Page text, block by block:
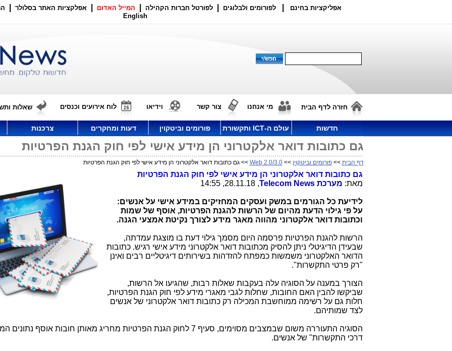
אפליקציות בחינם לפורומים ולבלוגים לפורטל חברות הקהילה המייל האדום אפלקציות האתר בסלולר
English
חזרה לדף הבית מי אנחנו צור קשר וידיאו לוח אירועים וכנסים שאלות
חדשות עולם ה-ICT ותקשורת פורומים וביטקוין דעות ומחקרים צרכנות
גם כתובות דואר אלקטרוני הן מידע אישי לפי חוק הגנת הפרטיות
דף הבית >>פורומים וביטקוין >>
Web 2.0/3.0 >> גם כתובות דואר אלקטרוני הן מידע אישי לפי חוק הגנת הפרטיות
גם כתובות דואר אלקטרוני הן מידע אישי לפי חוק הגנת הפרטיות
מאת: מערכתTelecom News
, 28.11.18, 14:55
לידיעת כל הגורמים במשק ועסקים המחזיקים במידע אישי על אנשים:
על פי גילוי הדעת מהיום של הרשות להגנת הפרטיות, אוסף של שמות
וכתובות דואר אלקטרוני מהווה מאגר מידע לצורך נקיטת אמצעי הגנה.
הרשות להגנת הפרטיות פרסמה היום מסמך גילוי דעת בו מוצגת עמדתה,
שבעידן הדיגיטלי ניתן להסיק מכתובות דואר אלקטרוני מידע אישי רגיש. כתובות
הדואר האלקטרוני משמשות כמפתח להזדהות בשירותים דיגיטליים רבים ואינן
"רק פרטי התקשרות".
הצורך במענה על הסוגיה עלה בעקבות שאלות רבות, שהגיעו אל הרשות,
שביקשו להבין האם החובות, שחלות לגבי מאגרי מידע לפי חוק הגנת הפרטיות,
חלות גם על רשימה ממוחשבת המכילה רק כתובות דואר אלקטרוני של אנשים
לצד שמותיהם.
הסוגיה התעוררה משום שבמצבים מסוימים, סעיף 7 לחוק הגנת הפרטיות מחריג מאותן חובות אוסף
דרכי התקשרות" של אנשים.